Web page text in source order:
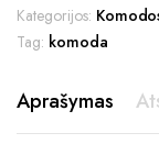
Kategorijos:
Tag: komoda
Aprašymas